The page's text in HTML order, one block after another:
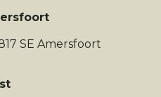
SE Amersfoort